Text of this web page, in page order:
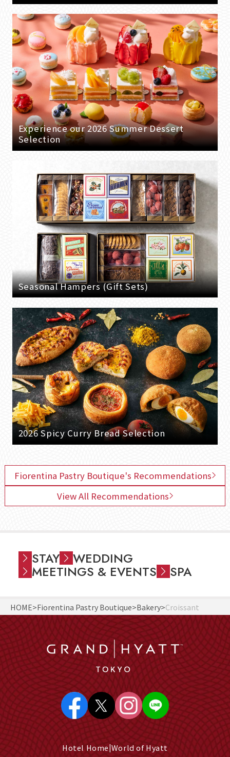
Experience our 2026 Summer Dessert
Selection
Seasonal Hampers (Gift Sets)
2026 Spicy Curry Bread Selection
Fiorentina Pastry Boutique's Recommendations
View All Recommendations
STAY WEDDING
MEETINGS & EVENTS SPA
HOME Fiorentina Pastry Boutique Bakery Croissant
Hotel Home World of Hyatt